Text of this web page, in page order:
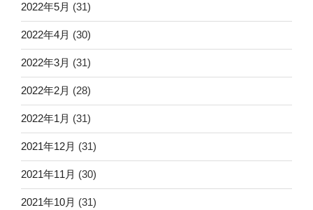
2022年5月 (31)
2022年4月 (30)
2022年3月 (31)
2022年2月 (28)
2022年1月 (31)
2021年12月 (31)
2021年11月 (30)
2021年10月 (31)